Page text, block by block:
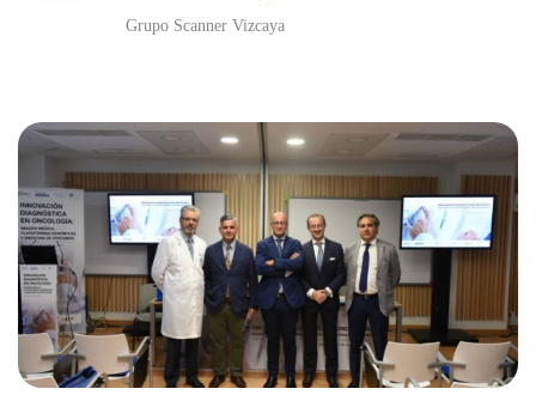
Grupo Scanner Vizcaya